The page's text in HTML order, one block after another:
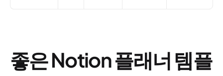
좋은 Notion 플래너 템플